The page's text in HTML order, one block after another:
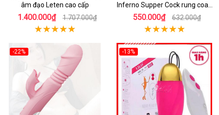
âm đạo Leten cao cấp
1.400.000₫ 1.707.000₫
Inferno Supper Cock rung coay
7 chế độ
550.000₫ 632.000₫
-22% -13%